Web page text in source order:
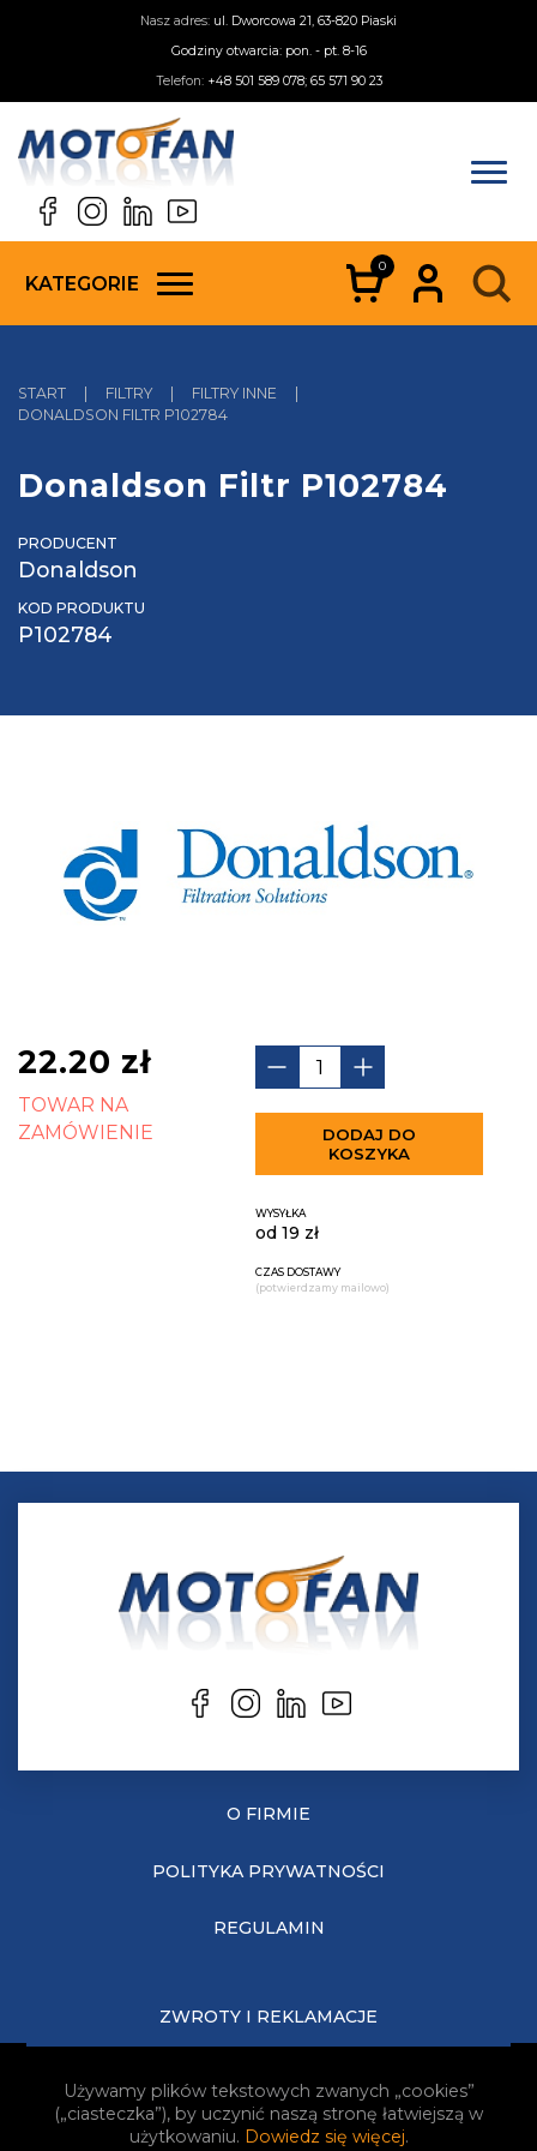
Nasz adres: ul. Dworcowa 21, 63-820 Piaski
Godziny otwarcia: pon. - pt. 8-16
Telefon: +48 501 589 078; 65 571 90 23
KATEGORIE
0
START | FILTRY | FILTRY INNE
|
DONALDSON FILTR P102784
Donaldson Filtr P102784
PRODUCENT
Donaldson
KOD PRODUKTU
P102784
22.20 zł
TOWAR NA
ZAMÓWIENIE
DODAJ DO
KOSZYKA
WYSYŁKA
od 19 zł
CZAS DOSTAWY
(potwierdzamy mailowo)
O FIRMIE
POLITYKA PRYWATNOŚCI
REGULAMIN
ZWROTY I REKLAMACJE
JAK KUPOWAĆ?
Używamy plików tekstowych zwanych „cookies”
(„ciasteczka”), by uczynić naszą stronę łatwiejszą w
użytkowaniu. Dowiedz się więcej.